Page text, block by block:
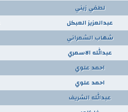
لطفي زيني
عبدالعزيز العبكل
شهاب الشمراني
عبدالله الاسمري
احمد علوي
احمد علوي
عبدالله الشريف